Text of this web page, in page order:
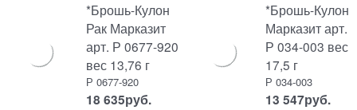
*Брошь-Кулон
Рак Марказит
арт. Р 0677-920
вес 13,76 г
Р 0677-920
18 635руб.
*Брошь-Кулон
Марказит арт.
Р 034-003 вес
17,5 г
Р 034-003
13 547руб.